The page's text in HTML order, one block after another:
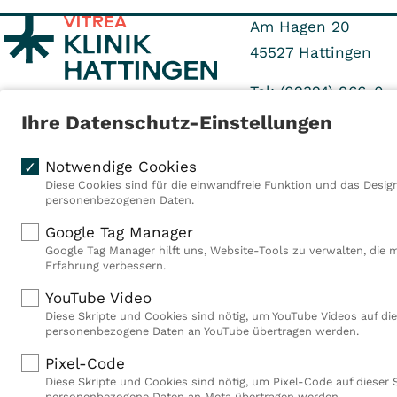
Am Hagen 20
45527 Hattingen
Tel: (02324) 966-0
Fax: (02324) 966-716
Rahmen der Gruppe
Akutkliniken, acht
(MVZ), neun
Deutschland über 9.000
Ihre Datenschutz-Einstellungen
Notwendige Cookies
Diese Cookies sind für die einwandfreie Funktion und das
personenbezogenen Daten.
Google Tag Manager
Google Tag Manager hilft uns, Website-Tools zu verwalten, die
Erfahrung verbessern.
YouTube Video
Diese Skripte und Cookies sind nötig, um YouTube Videos auf
personenbezogene Daten an YouTube übertragen werden.
Pixel-Code
Diese Skripte und Cookies sind nötig, um Pixel-Code auf dieser